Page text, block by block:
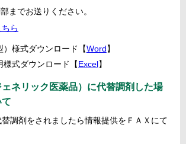
までお送りください。
ちら
）様式ダウンロード【Word】
様式ダウンロード【Excel】
ネリック医薬品）に代替調剤した場
調剤をされましたら情報提供をＦＡＸにて